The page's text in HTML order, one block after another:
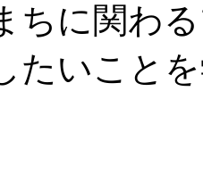
ちに関わ
たいこと